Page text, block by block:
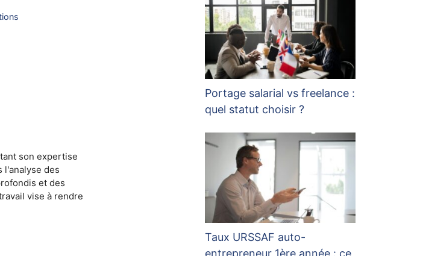
son expertise
l'analyse des
et des
vise à rendre
Portage salarial vs freelance :
quel statut choisir ?
Taux URSSAF auto-
entrepreneur 1ère année : ce